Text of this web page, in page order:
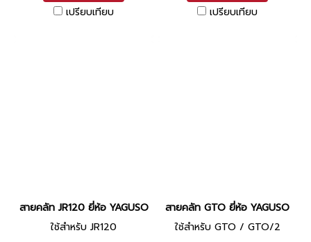
เปรียบเทียบ
เปรียบเทียบ
สายคลัท JR120 ยี่ห้อ YAGUSO
ใช้สำหรับ JR120
สายคลัท GTO ยี่ห้อ YAGUSO
ใช้สำหรับ GTO / GTO/2